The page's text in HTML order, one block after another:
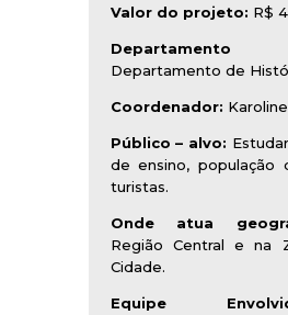
Valor do projeto: R$
Departamento de
Coordenador:
Público – alvo:
de ensino, população
turistas.
Onde atua
Região Central e na
Cidade.
Equipe